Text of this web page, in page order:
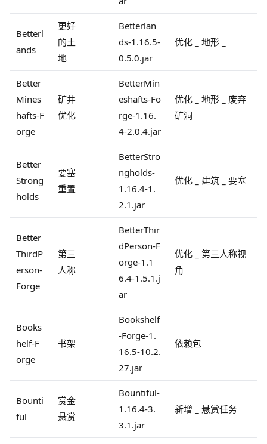
Betterl
ands
更好
的土
地
Betterlan
ds-1.16.5-
0.5.0.jar
优化 _ 地形 _
Better
Mines
hafts-F
orge
矿井
优化
BetterMin
eshafts-Fo
rge-1.16.
4-2.0.4.jar
优化 _ 地形 _ 废弃
矿洞
Better
Strong
holds
要塞
重置
BetterStro
ngholds-
1.16.4-1.
2.1.jar
优化 _ 建筑 _ 要塞
Better
ThirdP
erson-
Forge
第三
人称
BetterThir
dPerson-F
orge-1.1
6.4-1.5.1.j
ar
优化 _ 第三人称视
角
Books
helf-F
orge
书架
Bookshelf
-Forge-1.
16.5-10.2.
27.jar
依赖包
Bounti
ful
赏金
悬赏
Bountiful-
1.16.4-3.
3.1.jar
新增 _ 悬赏任务